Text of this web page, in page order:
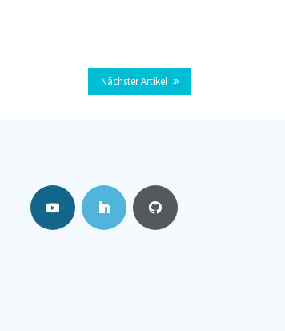
Nächster Artikel